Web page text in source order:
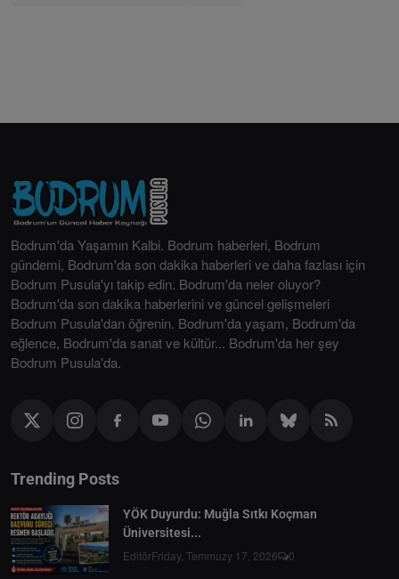
Bodrum'da Yaşamın Kalbi. Bodrum haberleri, Bodrum
gündemi, Bodrum'da son dakika haberleri ve daha fazlası için
Bodrum Pusula'yı takip edin. Bodrum'da neler oluyor?
Bodrum'da son dakika haberlerini ve güncel gelişmeleri
Bodrum Pusula'dan öğrenin. Bodrum'da yaşam, Bodrum'da
eğlence, Bodrum'da sanat ve kültür... Bodrum'da her şey
Bodrum Pusula'da.
Trending Posts
YÖK Duyurdu: Muğla Sıtkı Koçman
Üniversitesi...
EditörFriday, Temmuzy 17, 2026 0